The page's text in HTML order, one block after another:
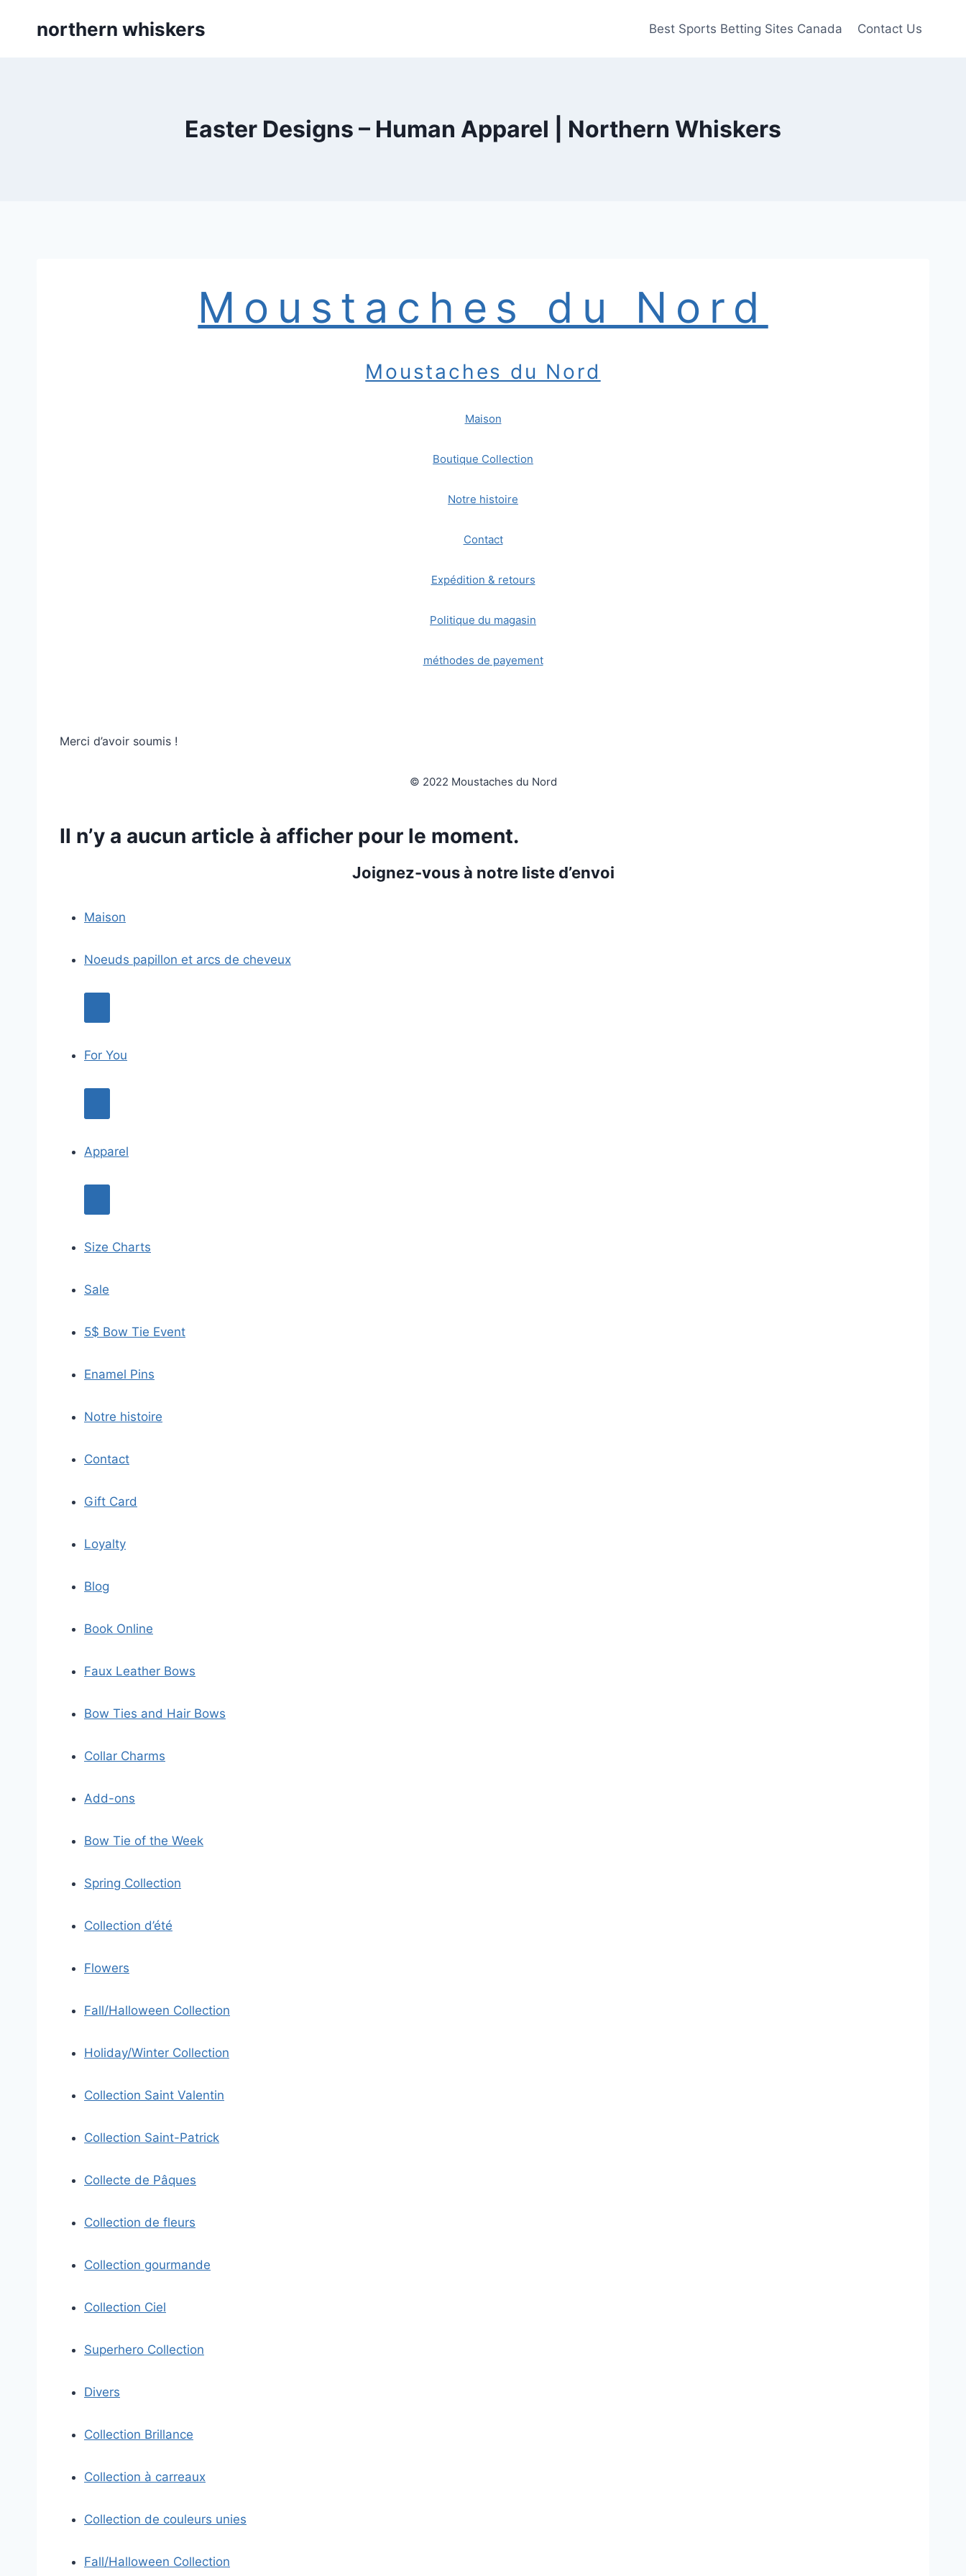
northern whiskers Best Sports Betting Sites Canada Contact Us
Easter Designs – Human Apparel | Northern Whiskers
Moustaches du Nord
Moustaches du Nord
Maison
Boutique Collection
Notre histoire
Contact
Expédition & retours
Politique du magasin
méthodes de payement
Merci d’avoir soumis !
© 2022 Moustaches du Nord
Il n’y a aucun article à afficher pour le moment.
Joignez-vous à notre liste d’envoi
Maison
Noeuds papillon et arcs de cheveux
For You
Apparel
Size Charts
Sale
5$ Bow Tie Event
Enamel Pins
Notre histoire
Contact
Gift Card
Loyalty
Blog
Book Online
Faux Leather Bows
Bow Ties and Hair Bows
Collar Charms
Add-ons
Bow Tie of the Week
Spring Collection
Collection d’été
Flowers
Fall/Halloween Collection
Holiday/Winter Collection
Collection Saint Valentin
Collection Saint-Patrick
Collecte de Pâques
Collection de fleurs
Collection gourmande
Collection Ciel
Superhero Collection
Divers
Collection Brillance
Collection à carreaux
Collection de couleurs unies
Fall/Halloween Collection